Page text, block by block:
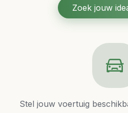
Zoek jouw
Stel jouw voertuig